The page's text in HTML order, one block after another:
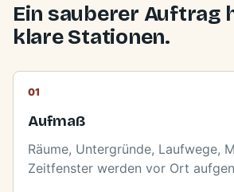
Ein sauberer Auftrag
klare Stationen.
Aufmaß
Räume, Untergründe, Laufwege,
Zeitfenster werden vor Ort